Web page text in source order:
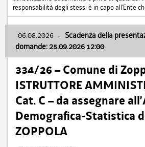
responsabilità degli stessi è in capo all'Ente
06.08.2026 - Scadenza della
domande: 25.09.2026 12:00
334/26 – Comune di
ISTRUTTORE
Cat. C – da assegnare
Demografica-Statistica
ZOPPOLA